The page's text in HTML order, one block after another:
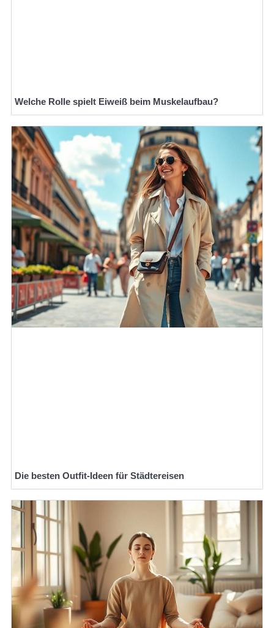
Welche Rolle spielt Eiweiß beim Muskelaufbau?
Die besten Outfit-Ideen für Städtereisen